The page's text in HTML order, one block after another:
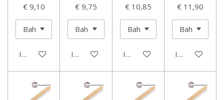
€ 9,10
In winkelwagen
€ 9,75
In winkelwagen
€ 10,85
In winkelwagen
€ 11,90
In